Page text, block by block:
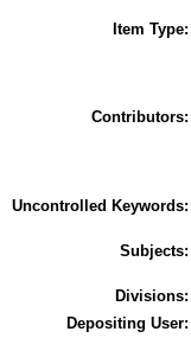
Item Type:
Contributors:
Uncontrolled Keywords:
Subjects:
Divisions:
Depositing User: